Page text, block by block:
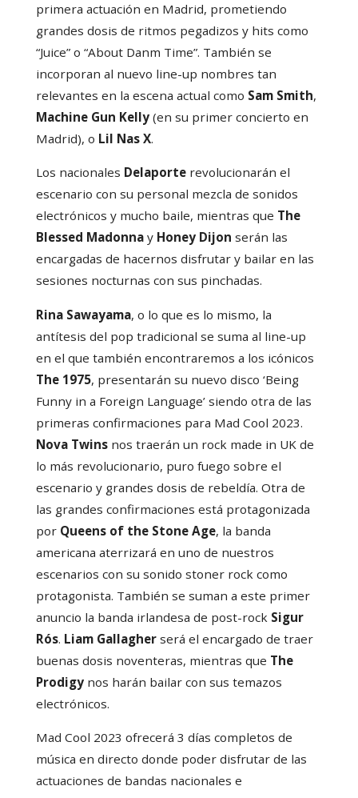
primera actuación en Madrid, prometiendo
grandes dosis de ritmos pegadizos y hits como
“Juice” o “About Danm Time”. También se
incorporan al nuevo line-up nombres tan
relevantes en la escena actual como Sam Smith,
Machine Gun Kelly(en su primer concierto en
Madrid), o Lil Nas X.
Los nacionales Delaporterevolucionarán el
escenario con su personal mezcla de sonidos
electrónicos y mucho baile, mientras que The
Blessed Madonnay Honey Dijon serán las
encargadas de hacernos disfrutar y bailar en las
sesiones nocturnas con sus pinchadas.
Rina Sawayama, o lo que es lo mismo, la
antítesis del pop tradicional se suma al line-up
en el que también encontraremos a los icónicos
The 1975, presentarán su nuevo disco ‘Being
Funny in a Foreign Language’ siendo otra de las
primeras confirmaciones para Mad Cool 2023.
Nova Twinsnos traerán un rock made in UK de
lo más revolucionario, puro fuego sobre el
escenario y grandes dosis de rebeldía. Otra de
las grandes confirmaciones está protagonizada
por Queens of the Stone Age, la banda
americana aterrizará en uno de nuestros
escenarios con su sonido stoner rock como
protagonista. También se suman a este primer
anuncio la banda irlandesa de post-rock Sigur
Rós. Liam Gallagherserá el encargado de traer
buenas dosis noventeras, mientras que The
Prodigynos harán bailar con sus temazos
electrónicos.
Mad Cool 2023 ofrecerá 3 días completos de
música en directo donde poder disfrutar de las
actuaciones de bandas nacionales e